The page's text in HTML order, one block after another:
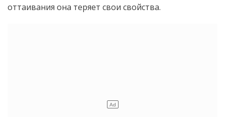
оттаивания она теряет свои свойства.